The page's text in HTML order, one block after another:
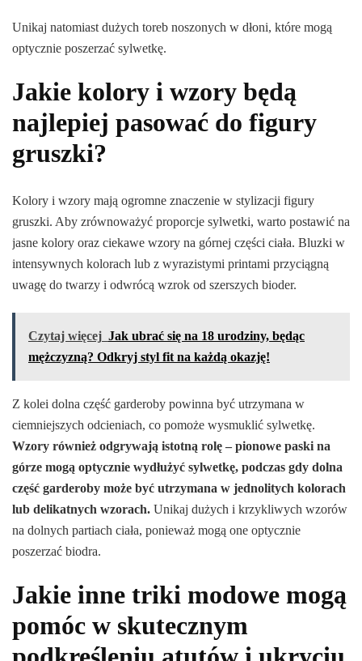
Unikaj natomiast dużych toreb noszonych w dłoni, które mogą
optycznie poszerzać sylwetkę.
Jakie kolory i wzory będą
najlepiej pasować do figury
gruszki?
Kolory i wzory mają ogromne znaczenie w stylizacji figury
gruszki. Aby zrównoważyć proporcje sylwetki, warto postawić na
jasne kolory oraz ciekawe wzory na górnej części ciała. Bluzki w
intensywnych kolorach lub z wyrazistymi printami przyciągną
uwagę do twarzy i odwrócą wzrok od szerszych bioder.
Czytaj więcej Jak ubrać się na 18 urodziny, będąc
mężczyzną? Odkryj styl fit na każdą okazję!
Z kolei dolna część garderoby powinna być utrzymana w
ciemniejszych odcieniach, co pomoże wysmuklić sylwetkę.
Wzory również odgrywają istotną rolę – pionowe paski na
górze mogą optycznie wydłużyć sylwetkę, podczas gdy dolna
część garderoby może być utrzymana w jednolitych kolorach
lub delikatnych wzorach. Unikaj dużych i krzykliwych wzorów
na dolnych partiach ciała, ponieważ mogą one optycznie
poszerzać biodra.
Jakie inne triki modowe mogą
pomóc w skutecznym